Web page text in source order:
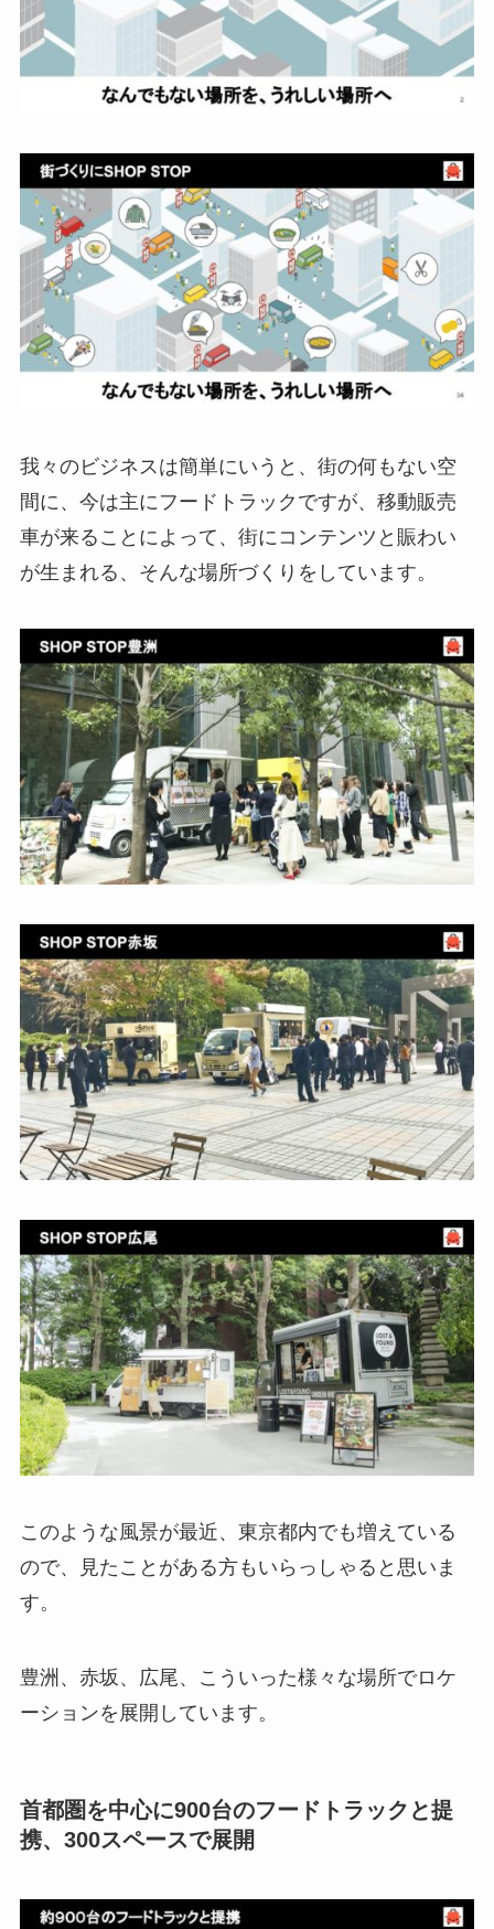
我々のビジネスは簡単にいうと、街の何もない空
間に、今は主にフードトラックですが、移動販売
車が来ることによって、街にコンテンツと賑わい
が生まれる、そんな場所づくりをしています。
このような風景が最近、東京都内でも増えている
ので、見たことがある方もいらっしゃると思いま
す。
豊洲、赤坂、広尾、こういった様々な場所でロケ
ーションを展開しています。
首都圏を中心に900台のフードトラックと提
携、300スペースで展開